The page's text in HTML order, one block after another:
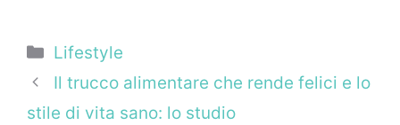
Categorie
Lifestyle
Il trucco alimentare che rende felici e lo
stile di vita sano: lo studio